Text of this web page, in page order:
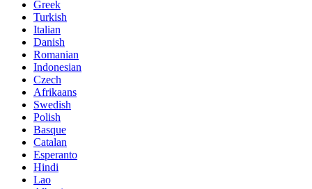
Greek
Turkish
Italian
Danish
Romanian
Indonesian
Czech
Afrikaans
Swedish
Polish
Basque
Catalan
Esperanto
Hindi
Lao